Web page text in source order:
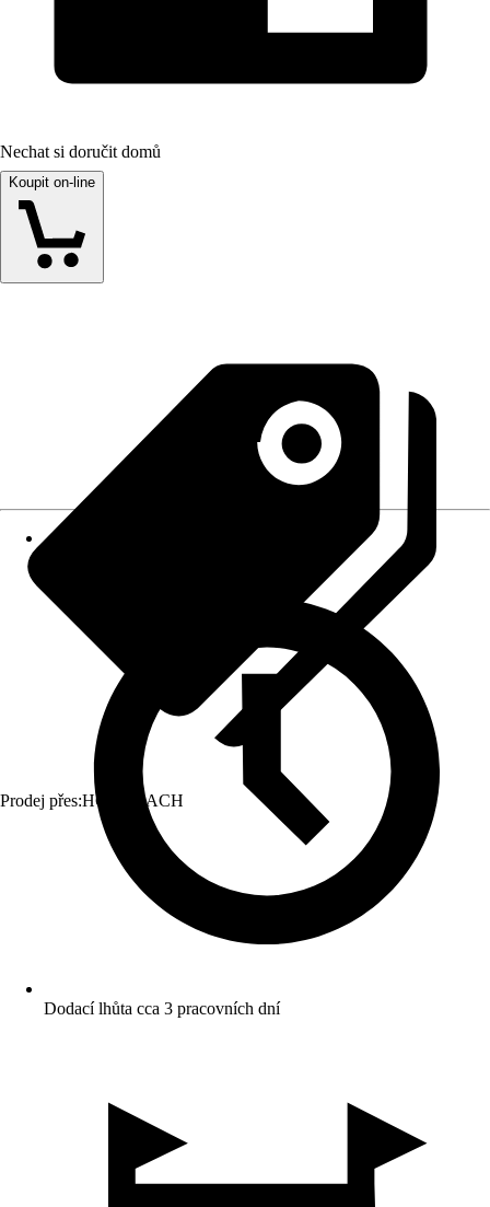
Nechat si doručit domů
Koupit on-line
Prodej přes:HORNBACH
Dodací lhůta cca 3 pracovních dní